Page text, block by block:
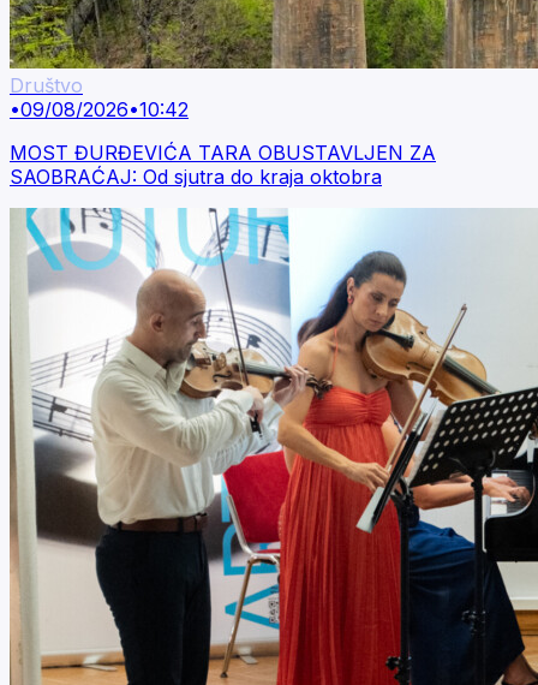
Društvo
•09/08/2026•10:42
MOST ĐURĐEVIĆA TARA OBUSTAVLJEN ZA
SAOBRAĆAJ: Od sjutra do kraja oktobra